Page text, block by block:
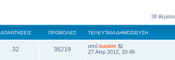
38 θέματα
ΑΠΑΝΤΉΣΕΙΣ ΠΡΟΒΟΛΈΣ ΤΕΛΕΥΤΑΊΑ ΔΗΜΟΣΊΕΥΣΗ
32 36219 από baskin
27 Απρ 2012, 20:46